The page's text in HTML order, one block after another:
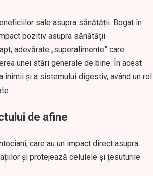
sale asupra sănătății. Bogat în
pozitiv asupra sănătății
adevărate „superalimente” care
unei stări generale de bine. În acest
inimii și a sistemului digestiv, având un rol
de afine
care au un impact direct asupra
și protejează celulele și țesuturile